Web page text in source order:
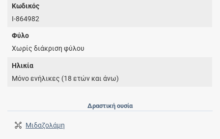
Κωδικός
I-864982
Φύλο
Χωρίς διάκριση φύλου
Ηλικία
Μόνο ενήλικες (18 ετών και άνω)
Δραστική ουσία
Μιδαζολάμη